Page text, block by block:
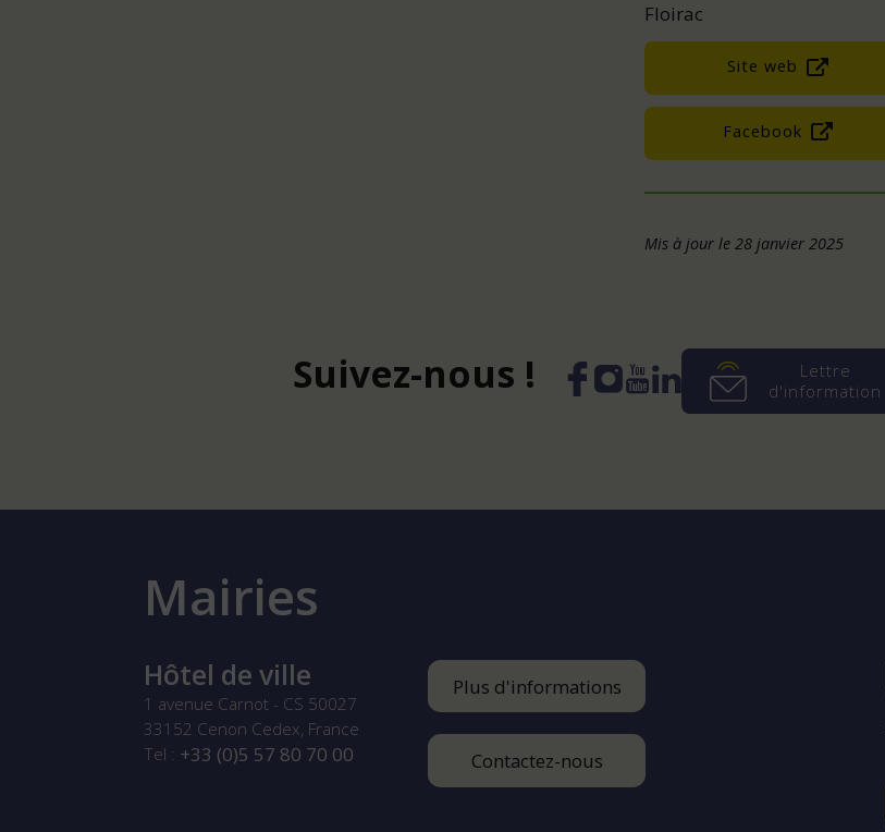
Floirac
Site web
Facebook
Mis à jour le 28 janvier 2025
Suivez-nous !
YouTubeLinkedIn
Lettre
d'information
Mairies
Hôtel de ville
1 avenue Carnot - CS 50027
33152 Cenon Cedex, France
Tel : +33 (0)5 57 80 70 00
Plus d'informations
Contactez-nous